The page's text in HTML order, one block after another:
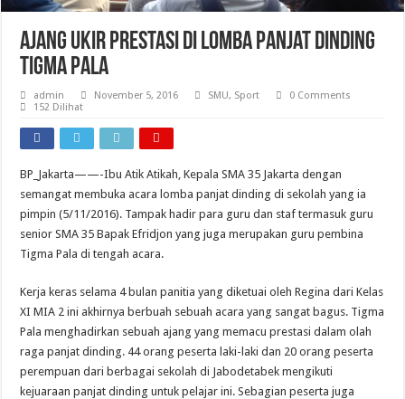
Ajang Ukir Prestasi Di Lomba Panjat Dinding
Tigma Pala
admin November 5, 2016 SMU, Sport
0 Comments
152 Dilihat
BP_Jakarta——-Ibu Atik Atikah, Kepala SMA 35 Jakarta dengan
semangat membuka acara lomba panjat dinding di sekolah yang ia
pimpin (5/11/2016). Tampak hadir para guru dan staf termasuk guru
senior SMA 35 Bapak Efridjon yang juga merupakan guru pembina
Tigma Pala di tengah acara.
Kerja keras selama 4 bulan panitia yang diketuai oleh Regina dari Kelas
XI MIA 2 ini akhirnya berbuah sebuah acara yang sangat bagus. Tigma
Pala menghadirkan sebuah ajang yang memacu prestasi dalam olah
raga panjat dinding. 44 orang peserta laki-laki dan 20 orang peserta
perempuan dari berbagai sekolah di Jabodetabek mengikuti
kejuaraan panjat dinding untuk pelajar ini. Sebagian peserta juga